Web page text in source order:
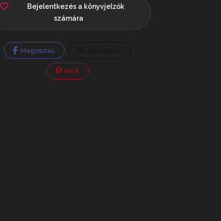
Bejelentkezés a könyvjelzők
számára
Megosztás
Pin It